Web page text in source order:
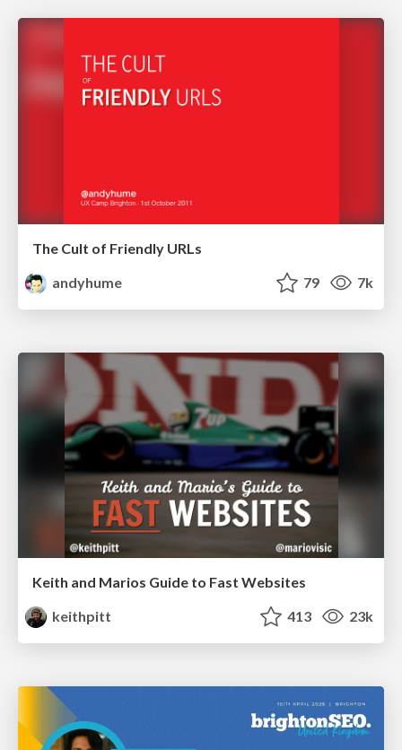
The Cult of Friendly URLs
andyhume
79 7k
Keith and Marios Guide to Fast Websites
keithpitt
413 23k